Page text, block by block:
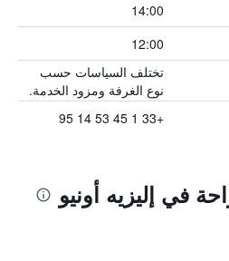
14:00
12:00
تختلف السياسات حسب
نوع الغرفة ومزود الخدمة.
+33 1 45 53 14 95
في إليزيه أونيو